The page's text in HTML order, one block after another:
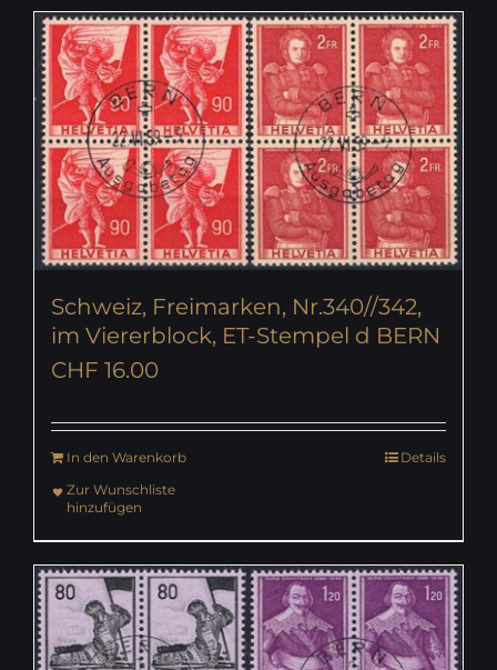
Schweiz, Freimarken, Nr.340//342,
im Viererblock, ET-Stempel d BERN
CHF 16.00
In den Warenkorb
Details
Zur Wunschliste
hinzufügen